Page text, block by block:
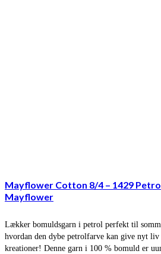
Mayflower Cotton 8/4 – 1429
Mayflower
Lækker bomuldsgarn i petrol perfekt til
hvordan den dybe petrolfarve kan give nyt liv
kreationer! Denne garn i 100 % bomuld er